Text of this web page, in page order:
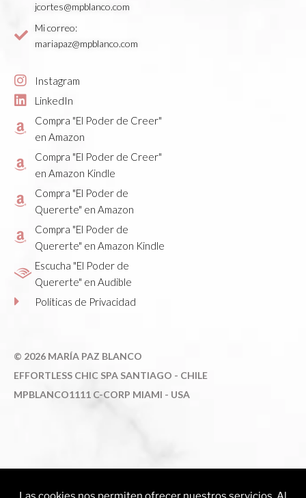
jcortes@mpblanco.com
Mi correo:
mariapaz@mpblanco.com
Instagram
LinkedIn
Compra "El Poder de Creer"
en Amazon
Compra "El Poder de Creer"
en Amazon Kindle
Compra "El Poder de
Quererte" en Amazon
Compra "El Poder de
Quererte" en Amazon Kindle
Escucha "El Poder de
Quererte" en Audible
Políticas de Privacidad
© 2026 MARÍA PAZ BLANCO
EFFORTLESS CHIC SPA SANTIAGO - CHILE
MPBLANCO1111 C-CORP MIAMI - USA